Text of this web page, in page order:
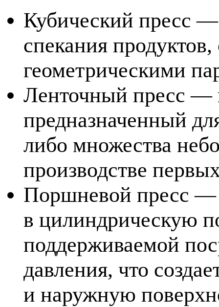
Кубический пресс —
спекания
геометрическими
Ленточный пресс —
предназначенный
либо множества
производстве
Поршневой пресс —
в цилиндрическую
поддерживаемой
давления, что
и наружную